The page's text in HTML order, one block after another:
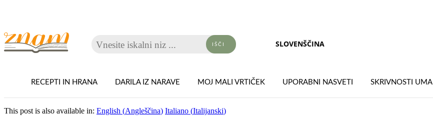
Vnesite iskalni niz ... IŠČI SLOVENŠČINA
RECEPTI IN HRANA DARILA IZ NARAVE MOJ MALI VRTIČEK UPORABNI NASVETI SKRIVNOSTI UMA
This post is also available in: English (Angleščina) Italiano (Italijanski)